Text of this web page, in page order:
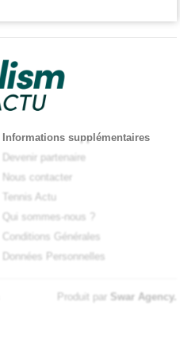
Informations supplémentaires
Devenir partenaire
Nous contacter
Tennis Actu
Qui sommes-nous ?
Conditions Générales
Données Personnelles
Produit par Swar Agency.